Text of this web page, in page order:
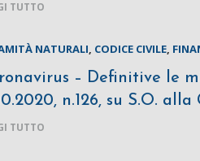
TUTTO
NATURALI, CODICE CIVILE,
– Definitive le
n.126, su S.O.
TUTTO